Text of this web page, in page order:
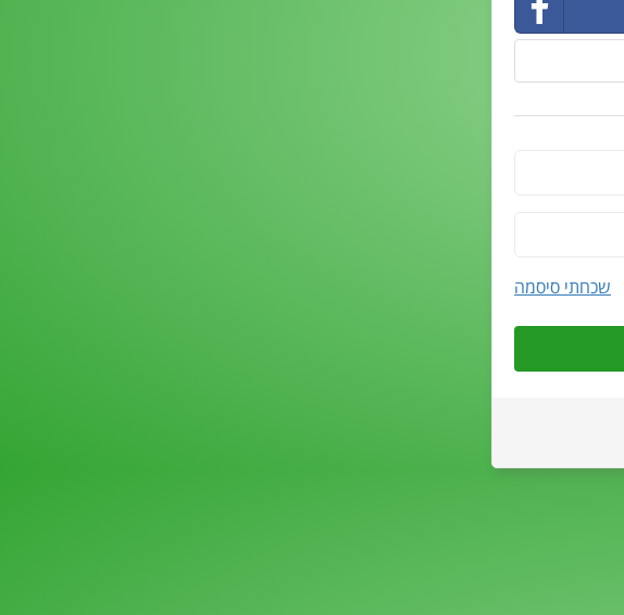
שכחתי סיסמה